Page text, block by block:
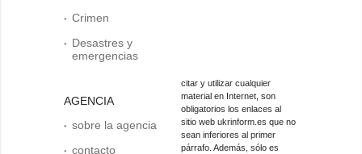
Crimen
Desastres y
emergencias
AGENCIA
sobre la agencia
contacto
citar y utilizar cualquier
material en Internet, son
obligatorios los enlaces al
sitio web ukrinform.es que no
sean inferiores al primer
párrafo. Además, sólo es